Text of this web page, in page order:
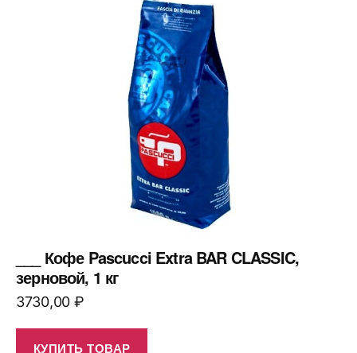
___ Кофе Pascucci Extra BAR CLASSIC,
зерновой, 1 кг
3730,00 ₽
КУПИТЬ ТОВАР